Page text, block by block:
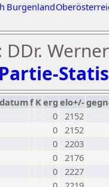
Burgenland
datumf Kerg elo+/-
0 2152
0 2152
0 2203
0 2176
0 2227